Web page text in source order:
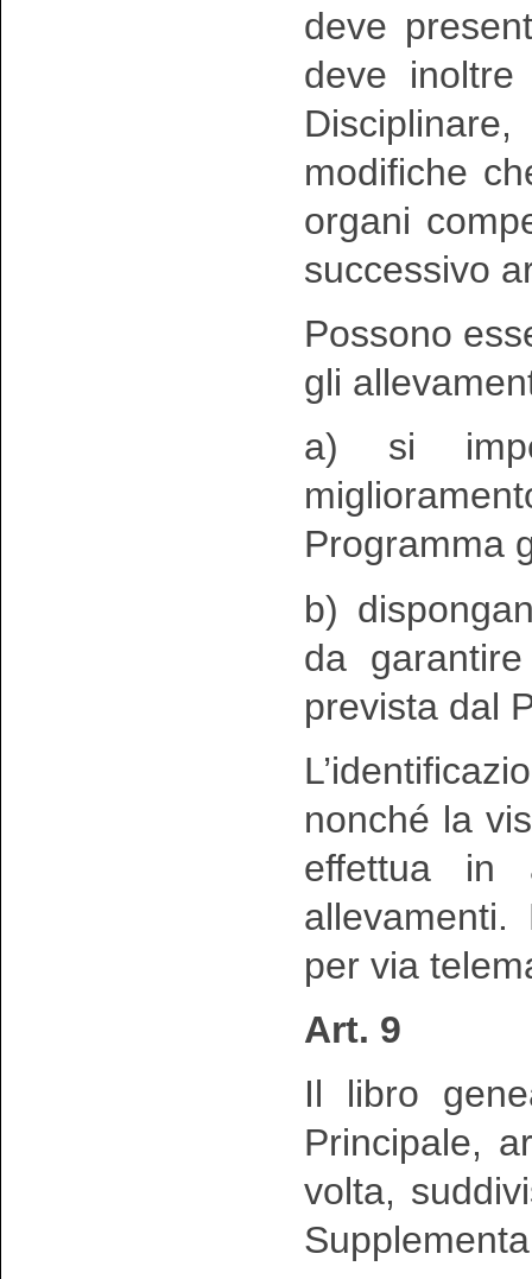
deve
deve
modifiche
organi
successivo
Possono
gli
a) si
Programma
b)
da
prevista dal
nonché la
effettua in
per via
Art. 9
Il libro
Principale,
volta,